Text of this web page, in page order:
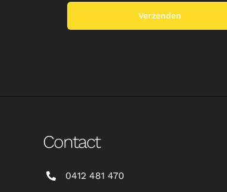
Contact
0412 481 470